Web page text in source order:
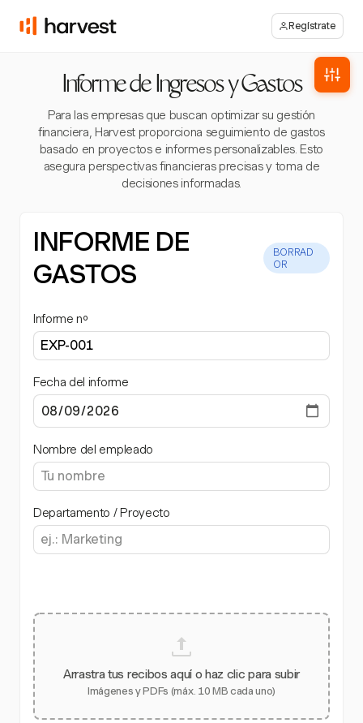
Regístrate
Informe de Ingresos y Gastos
Para las empresas que buscan optimizar su gestión
financiera, Harvest proporciona seguimiento de gastos
basado en proyectos e informes personalizables. Esto
asegura perspectivas financieras precisas y toma de
decisiones informadas.
INFORME DE
GASTOS
BORRAD
OR
Informe nº
Fecha del informe
Nombre del empleado
Departamento / Proyecto
Arrastra tus recibos aquí o haz clic para subir
Imágenes y PDFs (máx. 10 MB cada uno)